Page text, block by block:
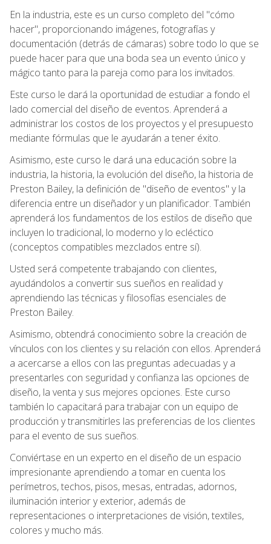
En la industria, este es un curso completo del "cómo
hacer", proporcionando imágenes, fotografías y
documentación (detrás de cámaras) sobre todo lo que se
puede hacer para que una boda sea un evento único y
mágico tanto para la pareja como para los invitados.
Este curso le dará la oportunidad de estudiar a fondo el
lado comercial del diseño de eventos. Aprenderá a
administrar los costos de los proyectos y el presupuesto
mediante fórmulas que le ayudarán a tener éxito.
Asimismo, este curso le dará una educación sobre la
industria, la historia, la evolución del diseño, la historia de
Preston Bailey, la definición de "diseño de eventos" y la
diferencia entre un diseñador y un planificador. También
aprenderá los fundamentos de los estilos de diseño que
incluyen lo tradicional, lo moderno y lo ecléctico
(conceptos compatibles mezclados entre sí).
Usted será competente trabajando con clientes,
ayudándolos a convertir sus sueños en realidad y
aprendiendo las técnicas y filosofías esenciales de
Preston Bailey.
Asimismo, obtendrá conocimiento sobre la creación de
vínculos con los clientes y su relación con ellos. Aprenderá
a acercarse a ellos con las preguntas adecuadas y a
presentarles con seguridad y confianza las opciones de
diseño, la venta y sus mejores opciones. Este curso
también lo capacitará para trabajar con un equipo de
producción y transmitirles las preferencias de los clientes
para el evento de sus sueños.
Conviértase en un experto en el diseño de un espacio
impresionante aprendiendo a tomar en cuenta los
perímetros, techos, pisos, mesas, entradas, adornos,
iluminación interior y exterior, además de
representaciones o interpretaciones de visión, textiles,
colores y mucho más.